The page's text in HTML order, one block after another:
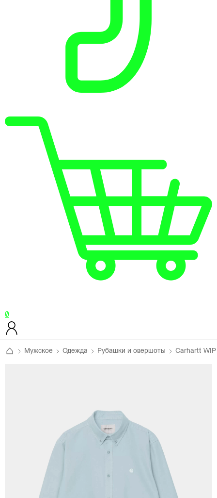
0
Мужское Одежда Рубашки и овершоты Carhartt WIP